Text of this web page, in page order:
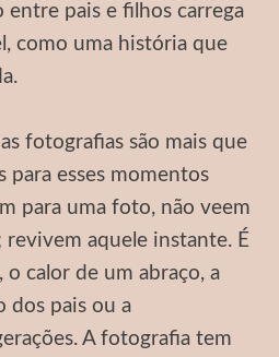
entre pais e filhos carrega
como uma história que
fotografias são mais que
para esses momentos
para uma foto, não veem
revivem aquele instante. É
o calor de um abraço, a
dos pais ou a
A fotografia tem